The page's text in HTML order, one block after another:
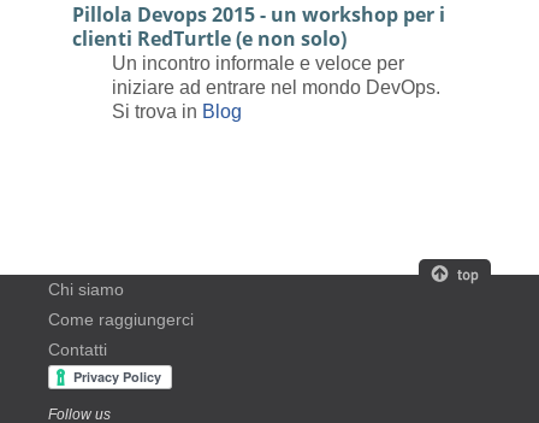
Pillola Devops 2015 - un workshop per i
clienti RedTurtle (e non solo)
Un incontro informale e veloce per
iniziare ad entrare nel mondo DevOps.
Si trova in Blog
Chi siamo
Come raggiungerci
Contatti
Follow us